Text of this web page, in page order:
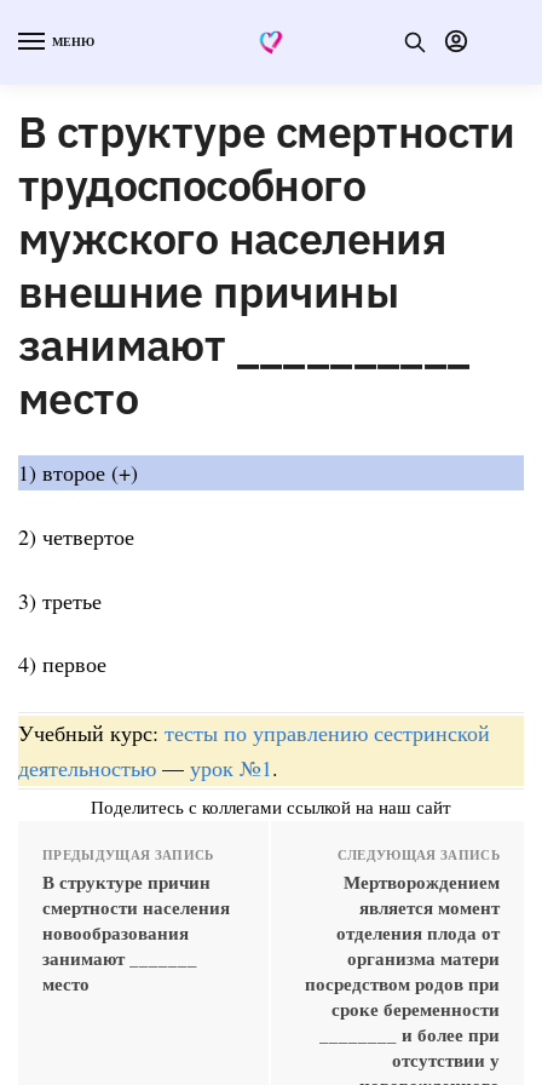
МЕНЮ
В структуре смертности
трудоспособного
мужского населения
внешние причины
занимают __________
место
1) второе (+)
2) четвертое
3) третье
4) первое
Учебный курс: тесты по управлению сестринской
деятельностью — урок №1.
Поделитесь с коллегами ссылкой на наш сайт
ПРЕДЫДУЩАЯ ЗАПИСЬ
В структуре причин
смертности населения
новообразования
занимают _______
место
СЛЕДУЮЩАЯ ЗАПИСЬ
Мертворождением
является момент
отделения плода от
организма матери
посредством родов при
сроке беременности
________ и более при
отсутствии у